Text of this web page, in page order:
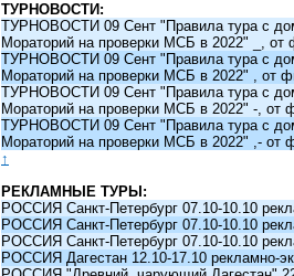
ТУРНОВОСТИ:
ТУРНОВОСТИ 09 Сент "Правила тура с
Мораторий на проверки МСБ в 2022" _,
ТУРНОВОСТИ 09 Сент "Правила тура с
Мораторий на проверки МСБ в 2022" ,
ТУРНОВОСТИ 09 Сент "Правила тура с
Мораторий на проверки МСБ в 2022" -,
ТУРНОВОСТИ 09 Сент "Правила тура с
Мораторий на проверки МСБ в 2022" ,-
↑
РЕКЛАМНЫЕ ТУРЫ:
РОССИЯ Санкт-Петербург 07.10-10.10
РОССИЯ Санкт-Петербург 07.10-10.10
РОССИЯ Санкт-Петербург 07.10-10.10
РОССИЯ Дагестан 12.10-17.10 рекламно-